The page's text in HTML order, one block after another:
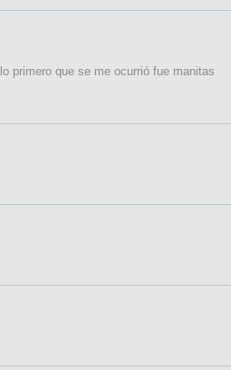
primero que se me ocurrió fue manitas